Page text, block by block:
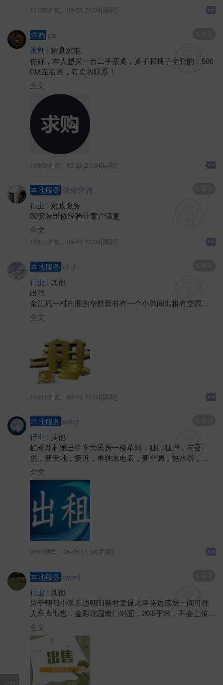
11106浏览、 05-28 21:34[刷新]
求购 gtr
类别 : 家具家电
你好，本人想买一台二手茶桌，桌子和椅子全套的，500
0块左右的，有卖的联系！
全文
10809浏览、 05-28 21:34[刷新]
本地服务 装修空调
行业 : 家政服务
30安装维修经验让客户满意
全文
15277浏览、 05-28 21:34[刷新]
本地服务 olkjh
行业 : 其他
出租
金江苑一村对面的华胜新村有一个小单间出租有空调卫
生间热水器。
全文
10441浏览、 05-28 21:34[刷新]
本地服务 edfgt
行业 : 其他
虹桥新村第三中学旁民房一楼单间，独门独户，与吾
悦，新天地，挺近，单独水电表，新空调，热水器，独
卫，也可上网，门口也有井水，500元/月，具体可联系房
东
全文
9441浏览、 05-28 21:34[刷新]
本地服务 qwerf
行业 : 其他
位于朝阳小学东边朝阳新村靠最北马路边底层一间可住
人车库出售，金彩花园南门对面，20.8平米，不会上传图
片，有意可联系
全文